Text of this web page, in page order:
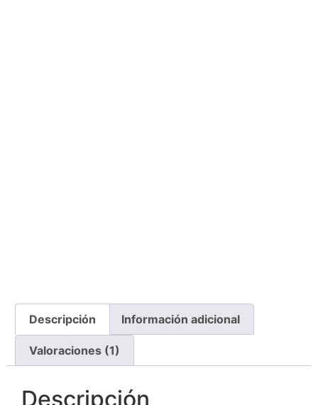
Descripción Información adicional
Valoraciones (1)
Descripción